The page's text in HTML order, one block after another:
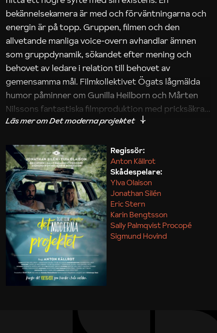
bekännelsekamera är med och förväntningarna och
energin är på topp. Gruppen, filmen och den
allvetande manliga voice-overn avhandlar ämnen
som gruppdynamik, sökandet efter mening och
behovet av ledare i relation till behovet av
gemensamma mål. Filmkollektivet Ögats lågmälda
humor påminner om Gunilla Heilborn och Mårten
Nilssons fantastiska filmproduktion med pricksäkra
iakttagelser om hur svårt det kan vara att omsätta
Maja Kekonius
Regissör:
Anton Källrot
Skådespelare:
Ylva Olaison
Jonathan Silén
Eric Stern
Karin Bengtsson
Sally Palmqvist Procopé
Sigmund Hovind